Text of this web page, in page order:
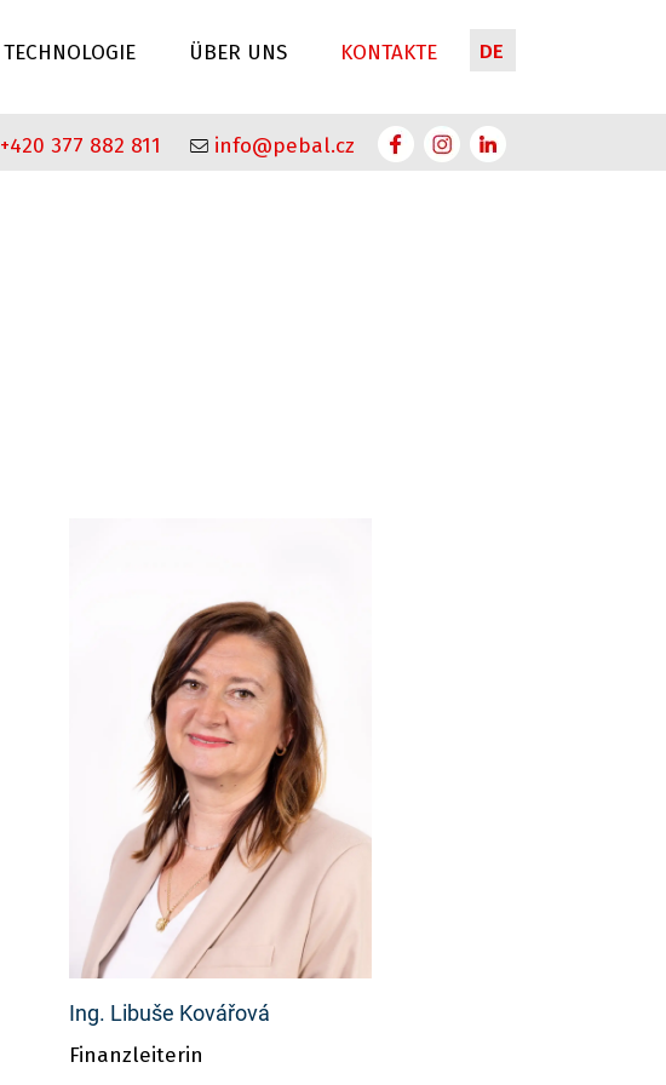
TECHNOLOGIE ÜBER UNS KONTAKTE DE
+420 377 882 811 info@pebal.cz
Ing. Libuše Kovářová
Finanzleiterin